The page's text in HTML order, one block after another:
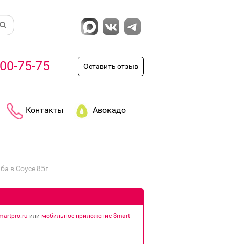
75-75 Оставить отзыв
Контакты Авокадо
в Соусе 85г
или мобильное приложение Smart